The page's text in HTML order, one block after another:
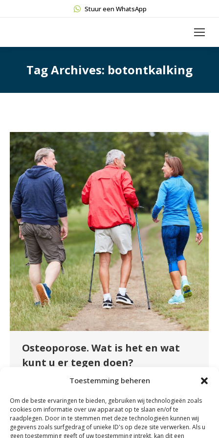
Toestemming beheren
Om de beste ervaringen te bieden, gebruiken wij technologieën zoals
cookies om informatie over uw apparaat op te slaan en/of te
raadplegen. Door in te stemmen met deze technologieën kunnen wij
gegevens zoals surfgedrag of unieke ID's op deze site verwerken. Als u
geen toestemming geeft of uw toestemming intrekt, kan dit een
Stuur een WhatsApp
Tag Archives: botontkalking
Osteoporose. Wat is het en wat
kunt u er tegen doen?
Byfydeevitae maart 8, 2023
verzwakt zijn spreken we van osteoporose. Dit
komt vooral voor bij mensen boven de 50 jaar
en het komt meer voor bij vrouwen dan bij